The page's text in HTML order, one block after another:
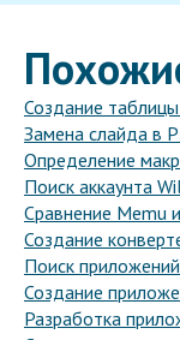
Создание
Замена слайда в
Определение
Поиск аккаунта
Сравнение Memu
Создание
Поиск
Создание
Разработка